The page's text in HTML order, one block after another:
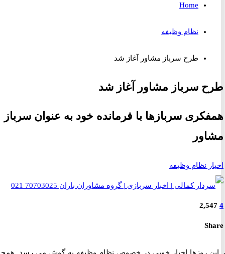
Home
نظام وظیفه
طرح سرباز مشاور آغاز شد
سرباز مشاور آغاز شد
سربازها با فرمانده خود به عنوان سرباز
نظام وظیفه